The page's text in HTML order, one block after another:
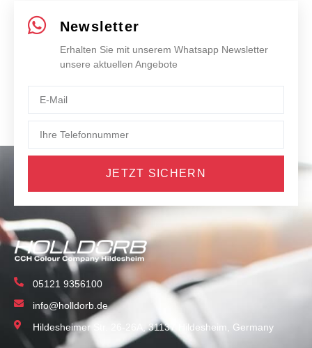
Newsletter
Erhalten Sie mit unserem Whatsapp Newsletter
unsere aktuellen Angebote
JETZT SICHERN
05121 9356100
info@holldorb.de
Hildesheimer Str. 26-26A, 31137 Hildesheim, Germany